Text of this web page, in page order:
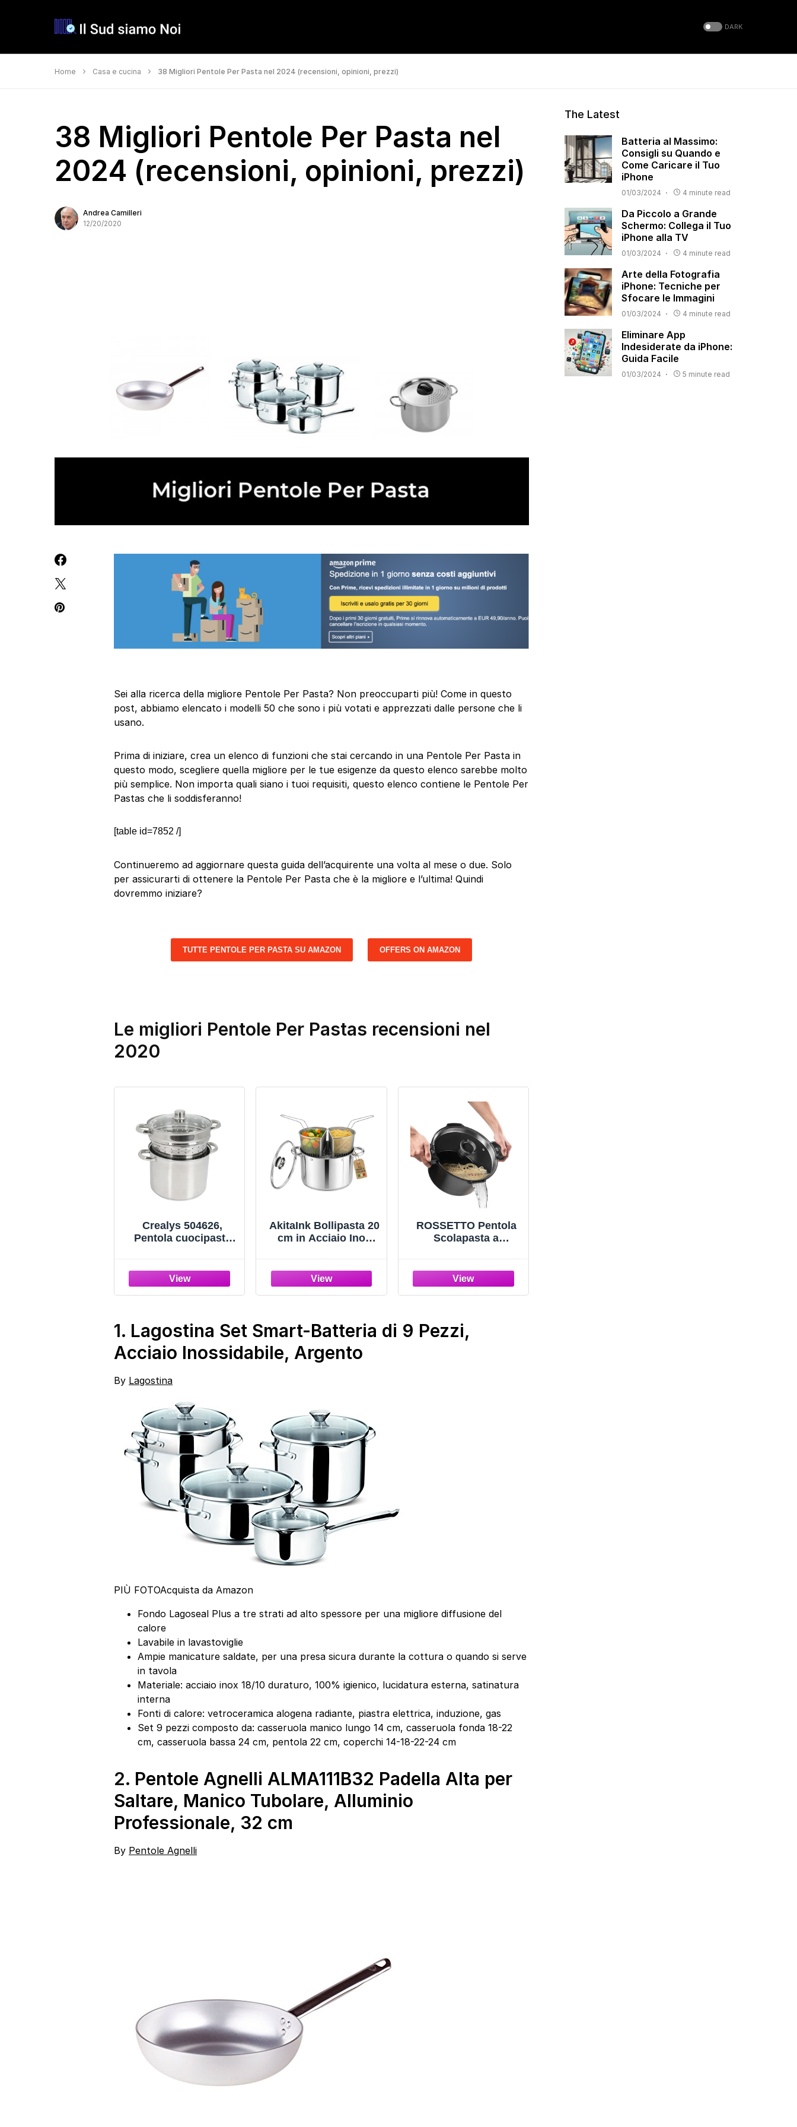
DARK
Home Casa e cucina 38 Migliori Pentole Per Pasta nel 2024 (recensioni, opinioni, prezzi)
38 Migliori Pentole Per Pasta nel
2024 (recensioni, opinioni, prezzi)
Andrea Camilleri
12/20/2020
Sei alla ricerca della migliore Pentole Per Pasta? Non preoccuparti più! Come in questo
post, abbiamo elencato i modelli 50 che sono i più votati e apprezzati dalle persone che li
usano.
Prima di iniziare, crea un elenco di funzioni che stai cercando in una Pentole Per Pasta in
questo modo, scegliere quella migliore per le tue esigenze da questo elenco sarebbe molto
più semplice. Non importa quali siano i tuoi requisiti, questo elenco contiene le Pentole Per
Pastas che li soddisferanno!
[table id=7852 /]
Continueremo ad aggiornare questa guida dell’acquirente una volta al mese o due. Solo
per assicurarti di ottenere la Pentole Per Pasta che è la migliore e l’ultima! Quindi
dovremmo iniziare?
TUTTE PENTOLE PER PASTA SU AMAZON OFFERS ON AMAZON
Le migliori Pentole Per Pastas recensioni nel
2020
Crealys 504626,
Pentola cuocipasta
cm
AkitaInk Bollipasta 20
cm in Acciaio Inox
Scolapasta con
cestello, Pentola per
ROSSETTO Pentola
Scolapasta a
Pasta con Coperchio
Alluminio, Nero
1. Lagostina Set Smart-Batteria di 9 Pezzi,
Acciaio Inossidabile, Argento
By Lagostina
PIÙ FOTOAcquista da Amazon
Fondo Lagoseal Plus a tre strati ad alto spessore per una migliore diffusione del
calore
Lavabile in lavastoviglie
Ampie manicature saldate, per una presa sicura durante la cottura o quando si serve
in tavola
Materiale: acciaio inox 18/10 duraturo, 100% igienico, lucidatura esterna, satinatura
interna
Fonti di calore: vetroceramica alogena radiante, piastra elettrica, induzione, gas
Set 9 pezzi composto da: casseruola manico lungo 14 cm, casseruola fonda 18-22
cm, casseruola bassa 24 cm, pentola 22 cm, coperchi 14-18-22-24 cm
2. Pentole Agnelli ALMA111B32 Padella Alta per
Saltare, Manico Tubolare, Alluminio
Professionale, 32 cm
By Pentole Agnelli
The Latest
Batteria al Massimo:
Consigli su Quando e
Come Caricare il Tuo
iPhone
01/03/2024 4 minute read
Da Piccolo a Grande
Schermo: Collega il Tuo
iPhone alla TV
01/03/2024 4 minute read
Arte della Fotografia
iPhone: Tecniche per
Sfocare le Immagini
01/03/2024 4 minute read
Eliminare App
Indesiderate da iPhone:
Guida Facile
01/03/2024 5 minute read